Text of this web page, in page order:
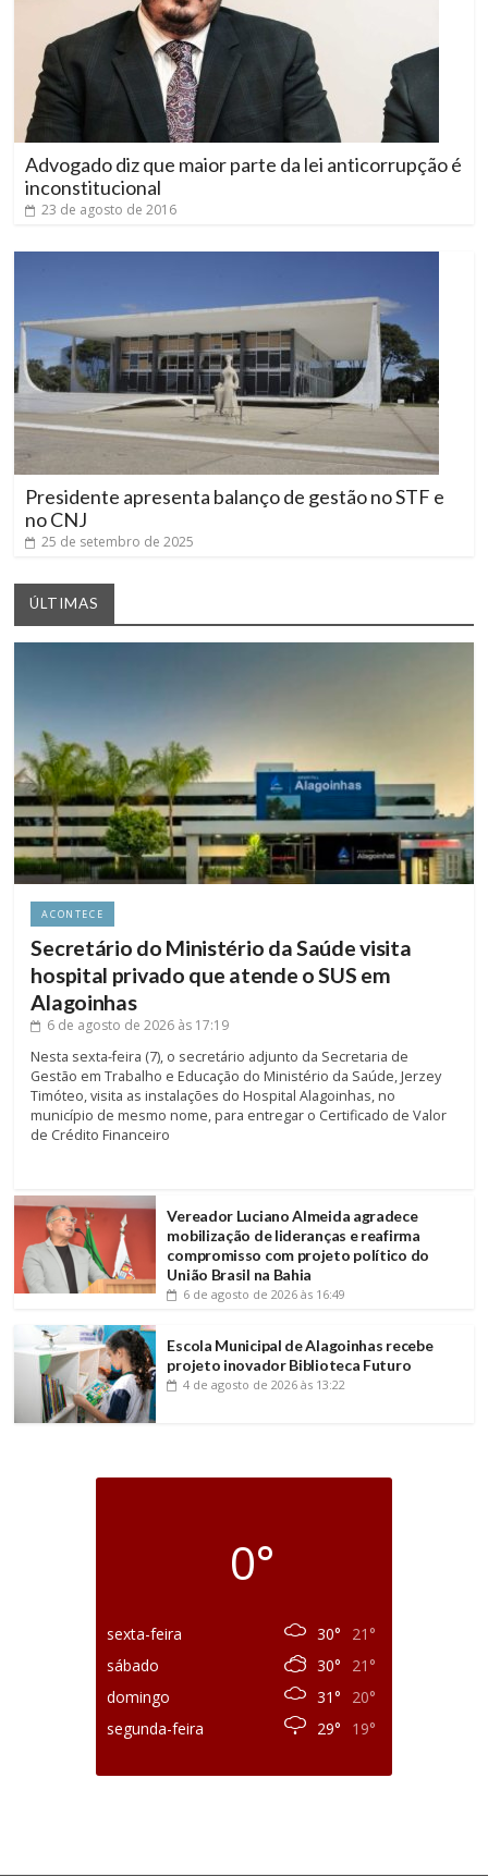
Advogado diz que maior parte da lei anticorrupção é
inconstitucional
23 de agosto de 2016
Presidente apresenta balanço de gestão no STF e
no CNJ
25 de setembro de 2025
ÚLTIMAS
ACONTECE
Secretário do Ministério da Saúde visita
hospital privado que atende o SUS em
Alagoinhas
6 de agosto de 2026 às 17:19
Nesta sexta-feira (7), o secretário adjunto da Secretaria de
Gestão em Trabalho e Educação do Ministério da Saúde, Jerzey
Timóteo, visita as instalações do Hospital Alagoinhas, no
município de mesmo nome, para entregar o Certificado de Valor
de Crédito Financeiro
Vereador Luciano Almeida agradece
mobilização de lideranças e reafirma
compromisso com projeto político do
União Brasil na Bahia
6 de agosto de 2026 às 16:49
Escola Municipal de Alagoinhas recebe
projeto inovador Biblioteca Futuro
4 de agosto de 2026 às 13:22
0°
sexta-feira 30°
21°
sábado
30°
21°
domingo
31°
20°
segunda-feira
29° 19°